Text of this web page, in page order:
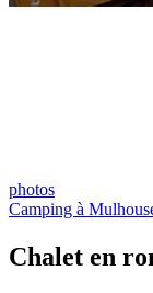
photos
Camping à
Chalet en